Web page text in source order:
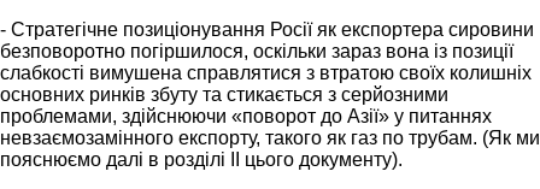
- Стратегічне позиціонування Росії як експортера сировини
безповоротно погіршилося, оскільки зараз вона із позиції
слабкості вимушена справлятися з втратою своїх колишніх
основних ринків збуту та стикається з серйозними
проблемами, здійснюючи «поворот до Азії» у питаннях
невзаємозамінного експорту, такого як газ по трубам. (Як ми
пояснюємо далі в розділі II цього документу).